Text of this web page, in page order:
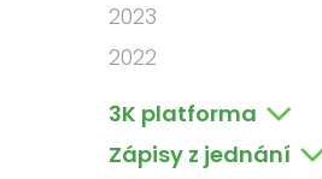
2023
2022
3K platforma
Zápisy z jednání